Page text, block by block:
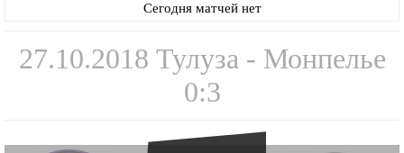
Сегодня матчей нет
27.10.2018 Тулуза - Монпелье
0:3